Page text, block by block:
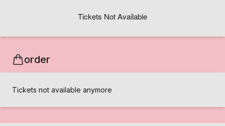
Tickets Not Available
order
Tickets not available anymore